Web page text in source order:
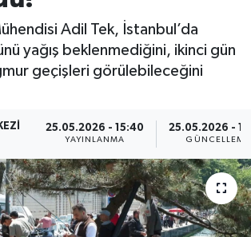
Adil Tek, İstanbul’da
yağış beklenmediğini, ikinci gün
geçişleri görülebileceğini
25.05.2026 - 15:40
YAYINLANMA
25.05.2026 -
GÜNCELLEME
Haberleri